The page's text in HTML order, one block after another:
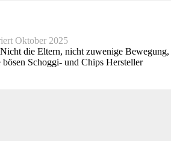
Oktober 2025
die Eltern, nicht zuwenige Bewegung,
Schoggi- und Chips Hersteller